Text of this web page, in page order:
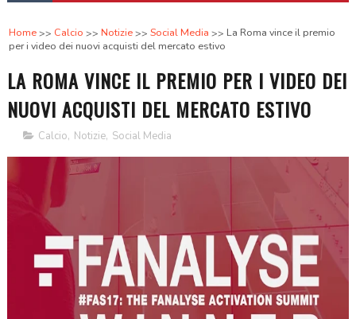
Home Calcio Notizie Social Media
La Roma vince il premio
per i video dei nuovi acquisti del mercato estivo
LA ROMA VINCE IL PREMIO PER I VIDEO DEI
NUOVI ACQUISTI DEL MERCATO ESTIVO
Calcio, Notizie, Social Media